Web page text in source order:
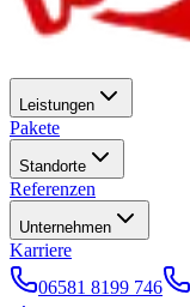
Leistungen
Pakete
Standorte
Referenzen
Unternehmen
Karriere
06581 8199 746